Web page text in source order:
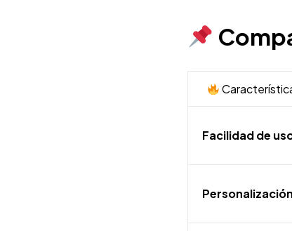
Facilidad de
Personalización